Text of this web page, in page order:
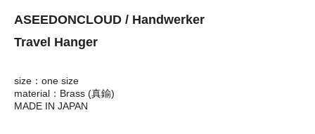
ASEEDONCLOUD / Handwerker
Travel Hanger
size：one size
material：Brass (真鍮)
MADE IN JAPAN